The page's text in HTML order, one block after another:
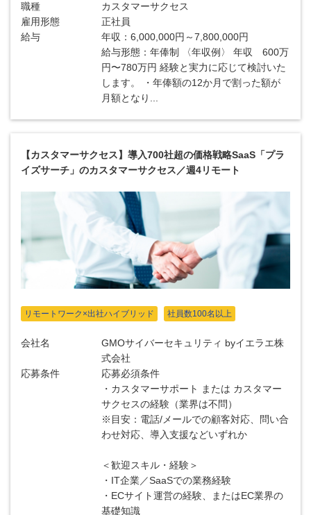
職種
カスタマーサクセス
雇用形態
正社員
給与
年収：6,000,000円～7,800,000円
給与形態：年俸制 〈年収例〉 年収 600万
円〜780万円 経験と実力に応じて検討いた
します。 ・年俸額の12か月で割った額が
月額となり...
【カスタマーサクセス】導入700社超の価格戦略SaaS「プラ
イズサーチ」のカスタマーサクセス／週4リモート
リモートワーク×出社ハイブリッド 社員数100名以上
会社名
GMOサイバーセキュリティ byイエラエ株
式会社
応募条件
応募必須条件
・カスタマーサポート または カスタマー
サクセスの経験（業界は不問）
※目安：電話/メールでの顧客対応、問い合
わせ対応、導入支援などいずれか
＜歓迎スキル・経験＞
・IT企業／SaaSでの業務経験
・ECサイト運営の経験、またはEC業界の
基礎知識